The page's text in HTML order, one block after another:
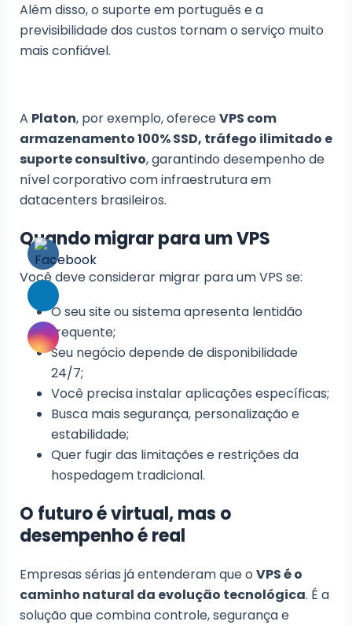
Além disso, o suporte em português e a
previsibilidade dos custos tornam o serviço muito
mais confiável.
A Platon, por exemplo, ofereceVPS com
armazenamento 100% SSD, tráfego ilimitado e
suporte consultivo, garantindo desempenho de
nível corporativo com infraestrutura em
datacenters brasileiros.
Quando migrar para um VPS
Você deve considerar migrar para um VPS se:
O seu site ou sistema apresenta lentidão
frequente;
Seu negócio depende de disponibilidade
24/7;
Você precisa instalar aplicações específicas;
Busca mais segurança, personalização e
estabilidade;
Quer fugir das limitações e restrições da
hospedagem tradicional.
O futuro é virtual, mas o
desempenho é real
Empresas sérias já entenderam que o VPS é o
caminho natural da evolução tecnológica. É a
solução que combina controle, segurança e